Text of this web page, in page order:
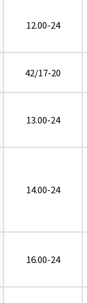
12.00-24
42/17-20
13.00-24
14.00-24
16.00-24